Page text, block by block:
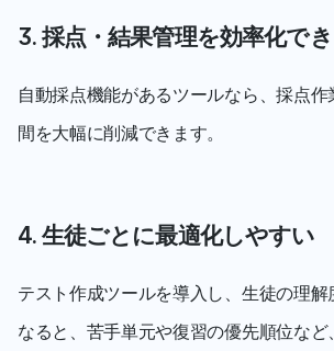
3. 採点・結果管理を効率化で
自動採点機能があるツールなら、採点
間を大幅に削減できます。
4. 生徒ごとに最適化しやすい
テスト作成ツールを導入し、生徒の理解
なると、苦手単元や復習の優先順位など